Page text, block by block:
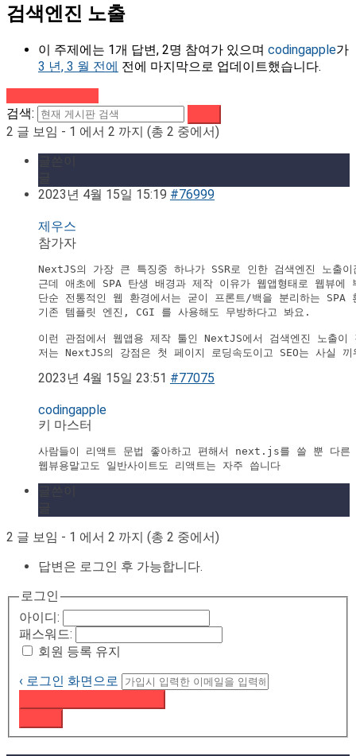
검색엔진 노출
이 주제에는 1개 답변, 2명 참여가 있으며 codingapple가
3 년, 3 월 전에 전에 마지막으로 업데이트했습니다.
검색:
2 글 보임 - 1 에서 2 까지 (총 2 중에서)
2023년 4월 15일 15:19 #76999
제우스
참가자
NextJS의 가장 큰 특징중 하나가 SSR로 인한 검색엔진 노출이
근데 애초에 SPA 탄생 배경과 제작 이유가 웹앱형태로 웹뷰
단순 전통적인 웹 환경에서는 굳이 프론트/백을 분리하는 SPA
기존 템플릿 엔진, CGI 를 사용해도 무방하다고 봐요.
이런 관점에서 웹앱용 제작 툴인 NextJS에서 검색엔진 노출이
2023년 4월 15일 23:51 #77075
codingapple
키 마스터
사람들이 리액트 문법 좋아하고 편해서 next.js를 쓸 뿐 다른
웹뷰용말고도 일반사이트도 리액트는 자주 씁니다
2 글 보임 - 1 에서 2 까지 (총 2 중에서)
답변은 로그인 후 가능합니다.
로그인
아이디:
패스워드:
회원 등록 유지
‹ 로그인 화면으로